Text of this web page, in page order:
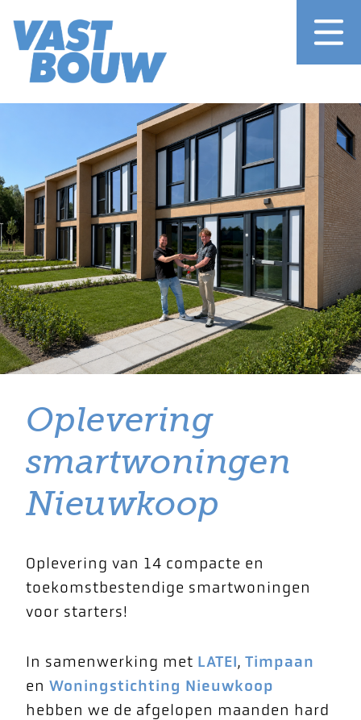
Oplevering
smartwoningen
Nieuwkoop
Oplevering van 14 compacte en
toekomstbestendige smartwoningen
voor starters!
In samenwerking met LATEI, Timpaan
en Woningstichting Nieuwkoop
hebben we de afgelopen maanden hard